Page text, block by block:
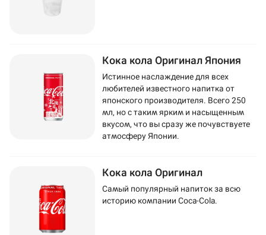
Кока кола Оригинал Япония
Истинное наслаждение для всех
любителей известного напитка от
японского производителя. Всего 250
мл, но с таким ярким и насыщенным
вкусом, что вы сразу же почувствуете
атмосферу Японии.
Кока кола Оригинал
Самый популярный напиток за всю
историю компании Coca-Cola.